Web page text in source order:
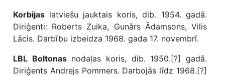
Korbijas latviešu jauktais koris, dib. 1954. gadā.
Diriģenti: Roberts Zuika, Gunārs Ādamsons, Vilis
Lācis. Darbību izbeidza 1968. gada 17. novembrī.
LBL Boltonasnodaļas koris, dib. 1950.[?] gadā.
Diriģents Andrejs Pommers. Darbojās līdz 1968.[?]